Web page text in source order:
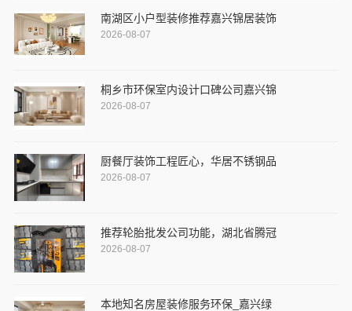
南湖区小户型装修推荐嘉兴锦居装饰
2026-08-07
桐乡市环保室内设计口碑公司嘉兴锦
2026-08-07
厨餐厅装饰工程匠心，华居不锈钢品
2026-08-07
推荐轮胎批发公司功能，湖北省腾冠
2026-08-07
本地知名房屋装修服务环保_嘉兴绿